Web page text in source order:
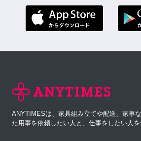
ANYTIMESは、家具組み立てや配送、家事
た用事を依頼したい人と、仕事をしたい人を